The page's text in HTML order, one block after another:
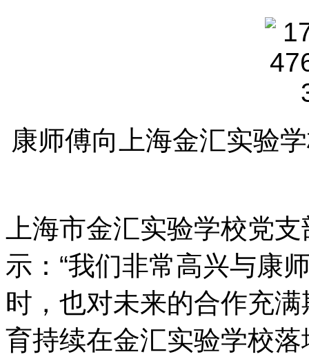
康师傅向上海金汇实验
上海市金汇实验学校党
示：“我们非常高兴与康
时，也对未来的合作充
育持续在金汇实验学校